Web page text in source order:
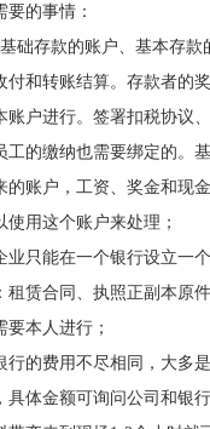
需要的事情：
础存款的账户、基本存款
付和转账结算。存款者的
账户进行。签署扣税协议
工的缴纳也需要绑定的。
的账户，工资、奖金和现
使用这个账户来处理；
业只能在一个银行设立一
租赁合同、执照正副本原
要本人进行；
行的费用不尽相同，大多
具体金额可询问公司和银